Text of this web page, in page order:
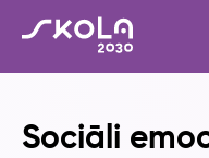
Sociāli